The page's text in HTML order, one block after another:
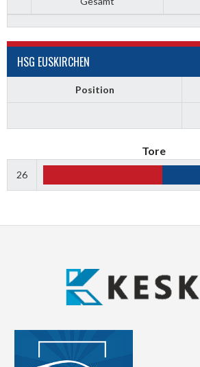
HSG EUSKIRCHEN
Position
Tore
26